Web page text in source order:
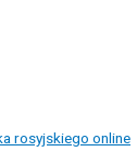
rosyjskiego online